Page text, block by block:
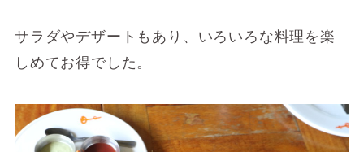
サラダやデザートもあり、いろいろな料理を楽
しめてお得でした。